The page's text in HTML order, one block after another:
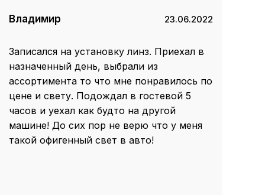
Владимир 23.06.2022
Записался на установку линз. Приехал в
назначенный день, выбрали из
ассортимента то что мне понравилось по
цене и свету. Подождал в гостевой 5
часов и уехал как будто на другой
машине! До сих пор не верю что у меня
такой офигенный свет в авто!